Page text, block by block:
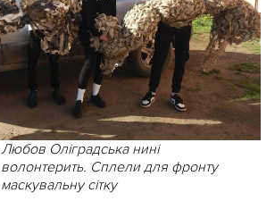
Любов Оліградська нині
волонтерить. Сплели для фронту
маскувальну сітку